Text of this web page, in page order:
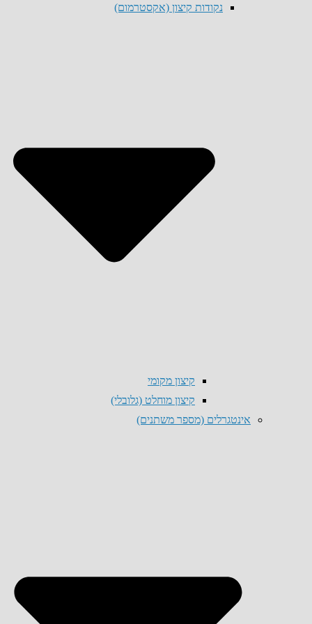
נקודות קיצון (אקסטרמום)
קיצון מקומי
קיצון מוחלט (גלובלי)
אינטגרלים (מספר משתנים)